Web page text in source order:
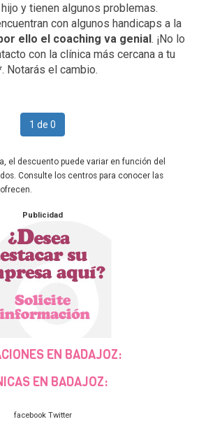
y tienen algunos problemas.
con algunos handicaps a la
ello el coaching va genial. ¡No lo
con la clínica más cercana a tu
. Notarás el cambio.
1 de 0
el descuento puede variar en función del
Consulte los centros para conocer las
Publicidad
EN BADAJOZ:
EN BADAJOZ:
facebook Twitter